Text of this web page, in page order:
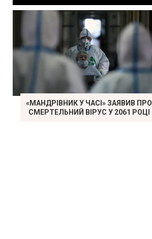
«МАНДРІВНИК У ЧАСІ» ЗАЯВИВ ПРО
СМЕРТЕЛЬНИЙ ВІРУС У 2061 РОЦІ